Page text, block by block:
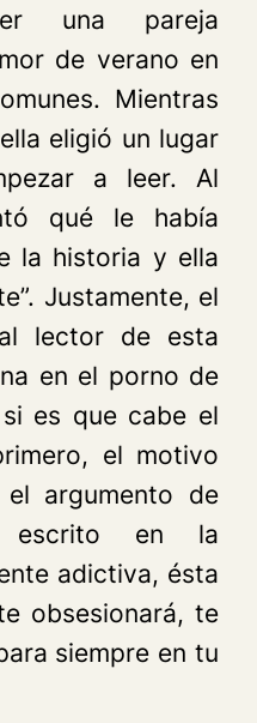
una pareja
de verano en
Mientras
eligió un lugar
a leer. Al
qué le había
la historia y ella
Justamente, el
lector de esta
en el porno de
es que cabe el
el motivo
argumento de
escrito en la
adictiva, ésta
obsesionará, te
siempre en tu